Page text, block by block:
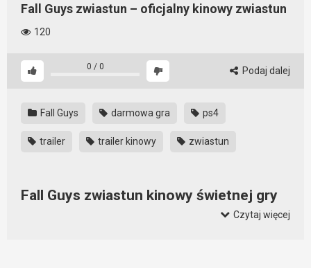
Fall Guys zwiastun – oficjalny kinowy zwiastun
120
0 / 0 Podaj dalej
Fall Guys darmowa gra ps4
trailer trailer kinowy zwiastun
Fall Guys zwiastun kinowy świetnej gry
Czytaj więcej